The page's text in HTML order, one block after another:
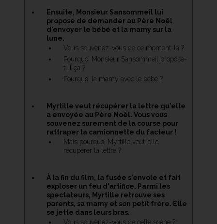
Ensuite, Monsieur Sansommeil lui
propose de demander au Père Noël
d'envoyer le bébé et la mamy sur la
lune.
Vous souvenez-vous de ce moment-là ?
Pourquoi Monsieur Sansommeil propose-
t-il ça ?
Pourquoi la mamy avec le bébé ?
Myrtille veut récupérer la lettre qu'elle
a envoyée au Père Noël. Vous vous
souvenez surement de la course pour
rattraper la camionnette du facteur !
Mais pourquoi Myrtille veut-elle
récupérer la lettre ?
À la fin du film, la fusée s'envole et fait
exploser un feu d'artifice. Parmi les
spectateurs, Myrtille retrouve ses
parents, sa mamy et son petit frère. Elle
se jette dans leurs bras.
Vous souvenez-vous de cette scène ?